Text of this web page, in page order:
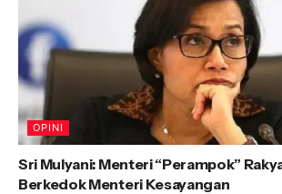
OPINI
Sri Mulyani: Menteri “Perampok”
Berkedok Menteri Kesayangan